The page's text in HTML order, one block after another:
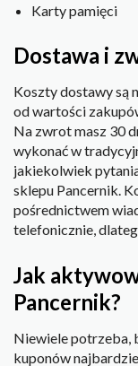
Karty pamięci
Dostawa i
Koszty dostawy są
od wartości
Na zwrot masz 30
wykonać w
jakiekolwiek
sklepu Pancernik.
pośrednictwem
telefonicznie,
Jak
Pancernik?
Niewiele potrzeba,
kuponów